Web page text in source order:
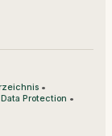
•
Data Protection •